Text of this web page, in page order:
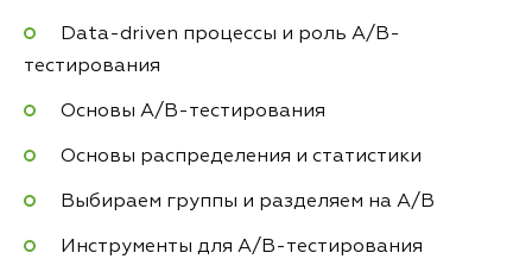
Data-driven процессы и роль A/B-
тестирования
Основы A/B-тестирования
Основы распределения и статистики
Выбираем группы и разделяем на A/B
Инструменты для А/B-тестирования